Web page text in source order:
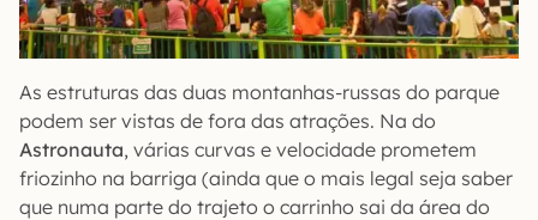
As estruturas das duas montanhas-russas do parque
podem ser vistas de fora das atrações. Na do
Astronauta, várias curvas e velocidade prometem
friozinho na barriga (ainda que o mais legal seja saber
que numa parte do trajeto o carrinho sai da área do